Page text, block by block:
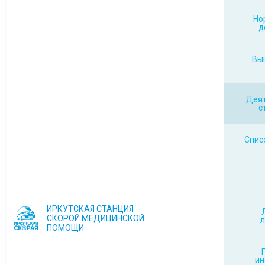
ИРКУТСКАЯ СТАНЦИЯ
СКОРОЙ МЕДИЦИНСКОЙ
ПОМОЩИ